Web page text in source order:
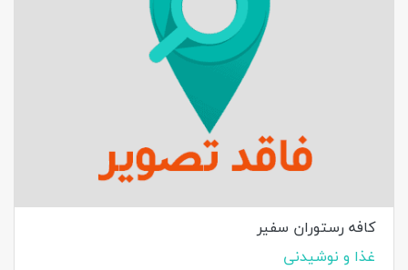
کافه رستوران سفیر
غذا و نوشیدنی